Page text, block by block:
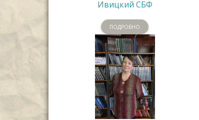
Ивицкий СБФ
ПОДРОБНО